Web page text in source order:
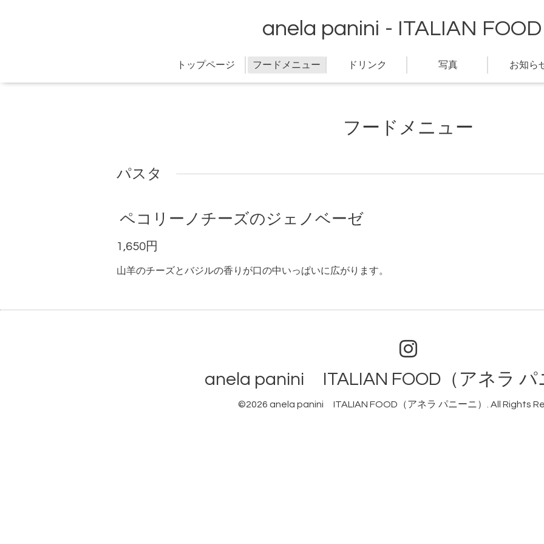
anela panini - ITALIAN
トップページ フードメニュー ドリンク 写真 お知ら
フードメニュー
パスタ
ペコリーノチーズのジェノベーゼ
1,650円
山羊のチーズとバジルの香りが口の中いっぱいに広がります。
anela panini ITALIAN FOOD（アネラ パ
©2026 anela panini ITALIAN FOOD（アネラ パニーニ） . All Rights